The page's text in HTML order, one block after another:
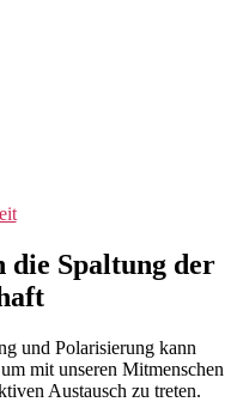
die Spaltung der
und Polarisierung kann
mit unseren Mitmenschen
Austausch zu treten.